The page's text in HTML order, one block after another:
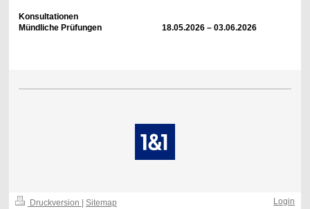
Konsultationen
Mündliche Prüfungen 18.05.2026 – 03.06.2026
Druckversion | Sitemap
Login